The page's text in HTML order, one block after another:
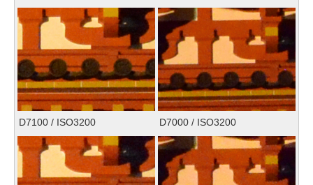
D7100 / ISO3200 D7000 / ISO3200